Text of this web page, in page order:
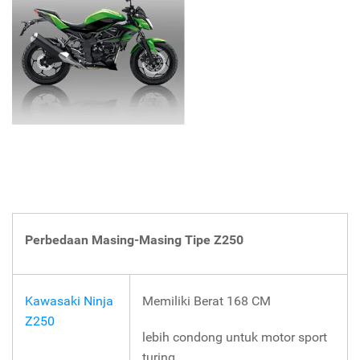
Perbedaan Masing-Masing Tipe Z250
Kawasaki Ninja
Z250
Memiliki Berat 168 CM
lebih condong untuk motor sport